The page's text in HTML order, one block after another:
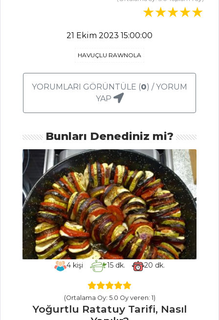
Peynirli ve Susamlı
Tarifi, Nasıl Yapılır?
Tarifi, Nasıl Yapılır?
Tarifleri
PASTA VE
TATLILAR
Pavlova Tarifi,
Nasıl Yapılır?
Vişneli Focaccia
Tarifi, Nasıl Yapılır?
Bavyera Pastası
Nasıl Yapılır?
Pasta ve Tatlılar
ET YEMEKLERI
21 Ekim 2023 15:00:00
HAVUÇLU RAWNOLA
YORUMLARI GÖRÜNTÜLE (0) / YORUM
YAP
Bunları Denediniz mi?
4 kişi 15dk. 20 dk.
(Ortalama Oy: 5.0 Oy veren: 1)
Yoğurtlu Ratatuy Tarifi, Nasıl